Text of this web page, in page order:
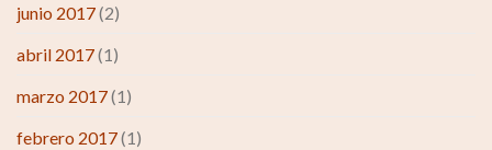
junio 2017(2)
abril 2017(1)
marzo 2017(1)
febrero 2017(1)